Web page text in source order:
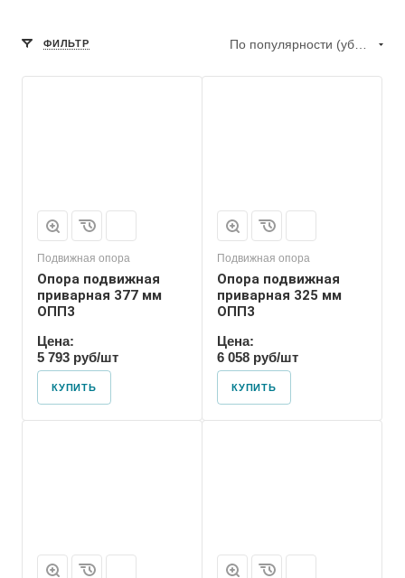
ФИЛЬТР
Подвижная опора
Опора подвижная
приварная 377 мм
ОПП3
Цена:
5 793 руб/шт
КУПИТЬ
Подвижная опора
Опора подвижная
приварная 325 мм
ОПП3
Цена:
6 058 руб/шт
КУПИТЬ